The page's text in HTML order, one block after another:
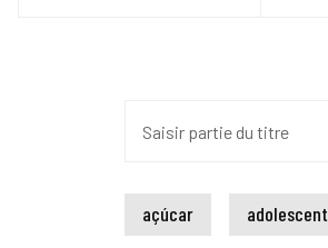
açúcar adolescent